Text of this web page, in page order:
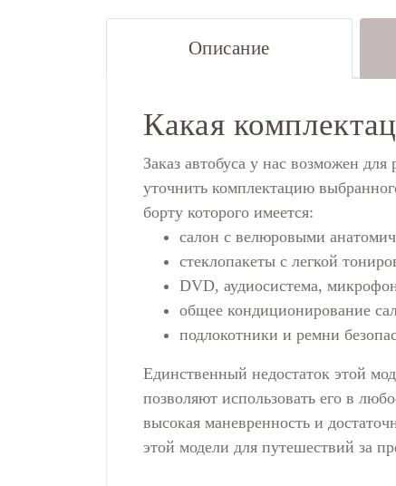
Описание
Какая
Заказ автобуса у нас возможен для
уточнить комплектацию
борту которого имеется:
салон с велюровыми
стеклопакеты с легкой
DVD, аудиосистема,
общее кондиционирование
подлокотники и ремни
Единственный недостаток этой
позволяют использовать его в
высокая маневренность и
этой модели для путешествий за